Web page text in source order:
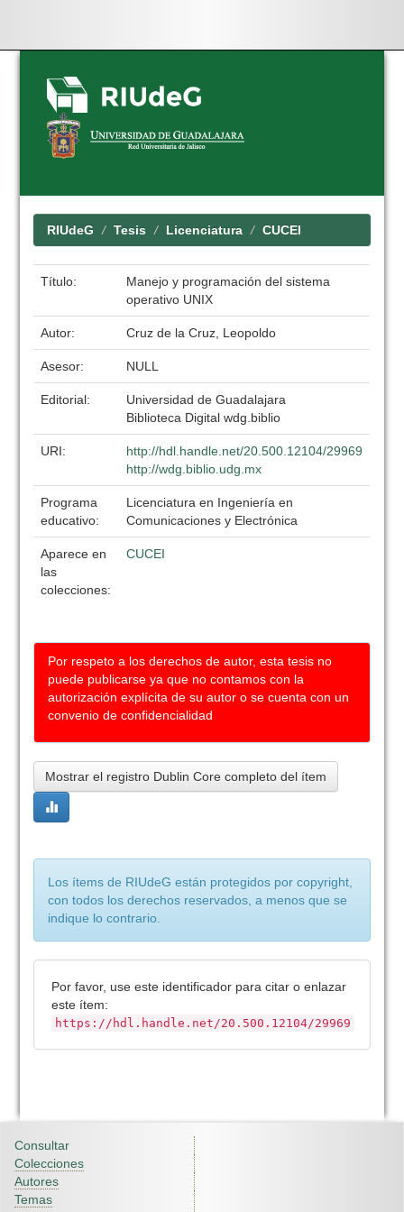
Skip
navigation
RIUdeG Tesis Licenciatura CUCEI
Título:
Manejo y programación del sistema
operativo UNIX
Autor: Cruz de la Cruz, Leopoldo
Asesor: NULL
Editorial:
Universidad de Guadalajara
Biblioteca Digital wdg.biblio
URI:
http://hdl.handle.net/20.500.12104/29969
http://wdg.biblio.udg.mx
Programa
educativo:
Licenciatura en Ingeniería en
Comunicaciones y Electrónica
Aparece en
las
colecciones:
CUCEI
Por respeto a los derechos de autor, esta tesis no
puede publicarse ya que no contamos con la
autorización explícita de su autor o se cuenta con un
convenio de confidencialidad
Mostrar el registro Dublin Core completo del ítem
Los ítems de RIUdeG están protegidos por copyright,
con todos los derechos reservados, a menos que se
indique lo contrario.
Por favor, use este identificador para citar o enlazar
este ítem:
https://hdl.handle.net/20.500.12104/29969
Consultar
Colecciones
Autores
Temas